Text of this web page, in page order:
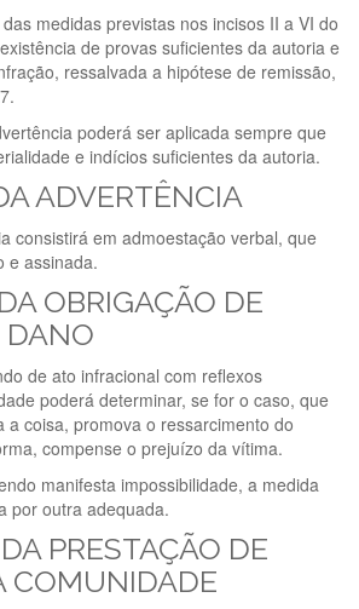
medidas previstas nos incisos II a VI do
de provas suficientes da autoria e
ressalvada a hipótese de remissão,
poderá ser aplicada sempre que
e indícios suficientes da autoria.
ADVERTÊNCIA
consistirá em admoestação verbal, que
e assinada.
OBRIGAÇÃO DE
DANO
de ato infracional com reflexos
poderá determinar, se for o caso, que
a coisa, promova o ressarcimento do
compense o prejuízo da vítima.
manifesta impossibilidade, a medida
por outra adequada.
PRESTAÇÃO DE
COMUNIDADE